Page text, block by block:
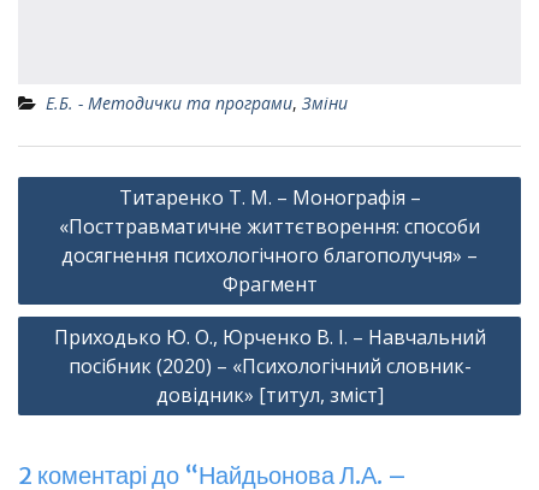
Е.Б. - Методички та програми, Зміни
Навігація
записів
Титаренко Т. М. – Монографія –
«Посттравматичне життєтворення: способи
досягнення психологічного благополуччя» –
Фрагмент
Приходько Ю. О., Юрченко В. І. – Навчальний
посібник (2020) – «Психологічний словник-
довідник» [титул, зміст]
2 коментарі до “Найдьонова Л.А. –